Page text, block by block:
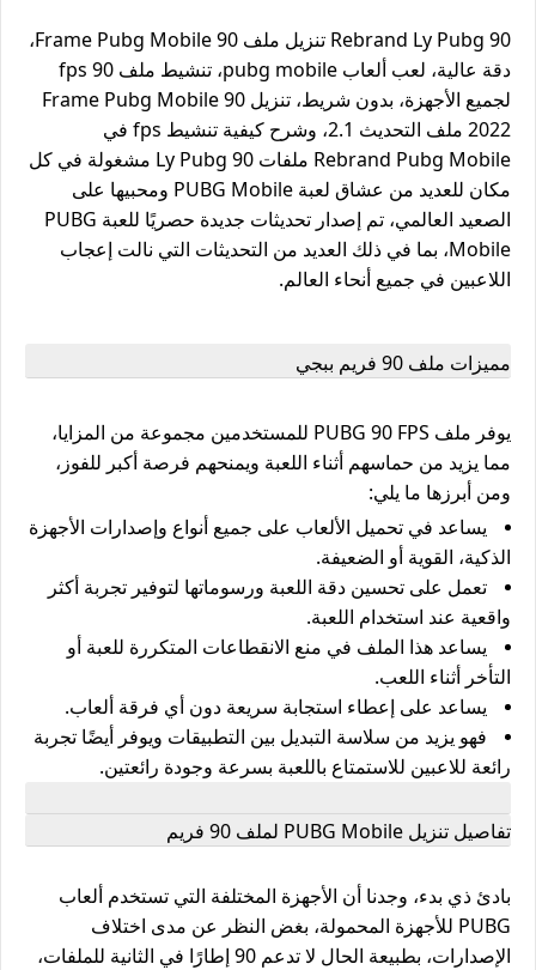
Rebrand Ly Pubg 90 تنزيل ملف 90 Frame Pubg Mobile،
دقة عالية، لعب ألعاب pubg mobile، تنشيط ملف fps 90
لجميع الأجهزة، بدون شريط، تنزيل 90 Frame Pubg Mobile
2022 ملف التحديث 2.1، وشرح كيفية تنشيط fps في
Rebrand Pubg Mobile ملفات Ly Pubg 90 مشغولة في كل
مكان للعديد من عشاق لعبة PUBG Mobile ومحبيها على
الصعيد العالمي، تم إصدار تحديثات جديدة حصريًا للعبة PUBG
Mobile، بما في ذلك العديد من التحديثات التي نالت إعجاب
اللاعبين في جميع أنحاء العالم.
مميزات ملف 90 فريم ببجي
يوفر ملف PUBG 90 FPS للمستخدمين مجموعة من المزايا،
مما يزيد من حماسهم أثناء اللعبة ويمنحهم فرصة أكبر للفوز،
ومن أبرزها ما يلي:
يساعد في تحميل الألعاب على جميع أنواع وإصدارات الأجهزة
الذكية، القوية أو الضعيفة.
تعمل على تحسين دقة اللعبة ورسوماتها لتوفير تجربة أكثر
واقعية عند استخدام اللعبة.
يساعد هذا الملف في منع الانقطاعات المتكررة للعبة أو
التأخر أثناء اللعب.
يساعد على إعطاء استجابة سريعة دون أي فرقة ألعاب.
فهو يزيد من سلاسة التبديل بين التطبيقات ويوفر أيضًا تجربة
رائعة للاعبين للاستمتاع باللعبة بسرعة وجودة رائعتين.
تفاصيل تنزيل PUBG Mobile لملف 90 فريم
بادئ ذي بدء، وجدنا أن الأجهزة المختلفة التي تستخدم ألعاب
PUBG للأجهزة المحمولة، بغض النظر عن مدى اختلاف
الإصدارات، بطبيعة الحال لا تدعم 90 إطارًا في الثانية للملفات،